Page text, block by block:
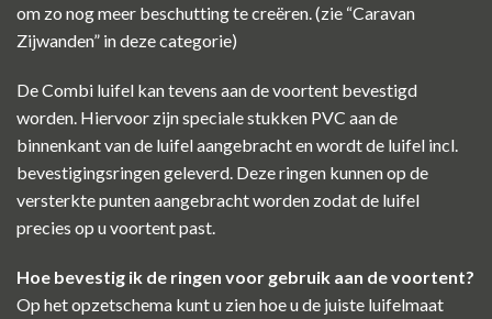
om zo nog meer beschutting te creëren. (zie “Caravan
Zijwanden” in deze categorie)
De Combi luifel kan tevens aan de voortent bevestigd
worden. Hiervoor zijn speciale stukken PVC aan de
binnenkant van de luifel aangebracht en wordt de luifel incl.
bevestigingsringen geleverd. Deze ringen kunnen op de
versterkte punten aangebracht worden zodat de luifel
precies op u voortent past.
Hoe bevestig ik de ringen voor gebruik aan de voortent?
Op het opzetschema kunt u zien hoe u de juiste luifelmaat